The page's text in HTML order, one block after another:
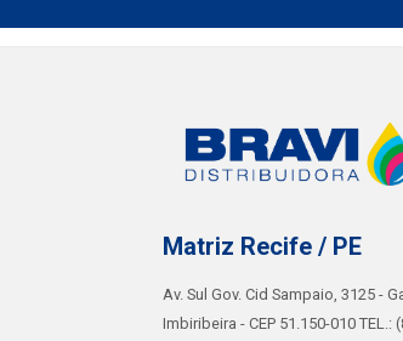
Matriz Recife / PE
Av. Sul Gov. Cid Sampaio, 3125 -
Imbiribeira - CEP 51.150-010 TEL.: